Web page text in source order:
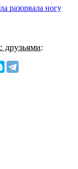
разорвала ногу
друзьями: